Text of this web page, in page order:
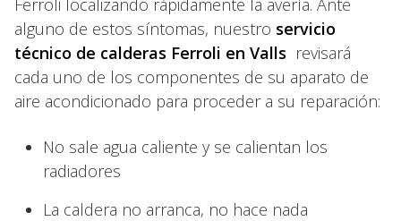
Ferroli localizando rápidamente la avería. Ante
alguno de estos síntomas, nuestro servicio
técnico de calderas Ferroli en Valls revisará
cada uno de los componentes de su aparato de
aire acondicionado para proceder a su reparación:
No sale agua caliente y se calientan los
radiadores
La caldera no arranca, no hace nada